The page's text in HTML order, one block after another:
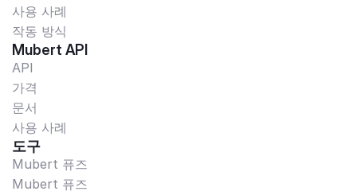
사용 사례
작동 방식
Mubert API
API
가격
문서
사용 사례
도구
Mubert 퓨즈
Mubert 퓨즈